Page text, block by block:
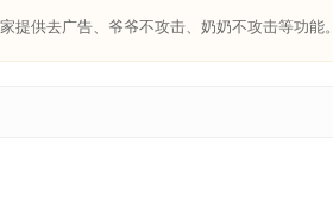
供去广告、爷爷不攻击、奶奶不攻击等功能。